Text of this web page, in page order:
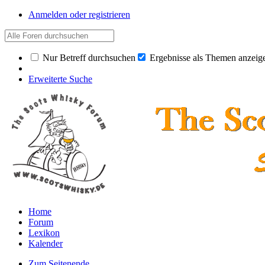
Anmelden oder registrieren
Nur Betreff durchsuchen Ergebnisse als Themen
Erweiterte Suche
Home
Forum
Lexikon
Kalender